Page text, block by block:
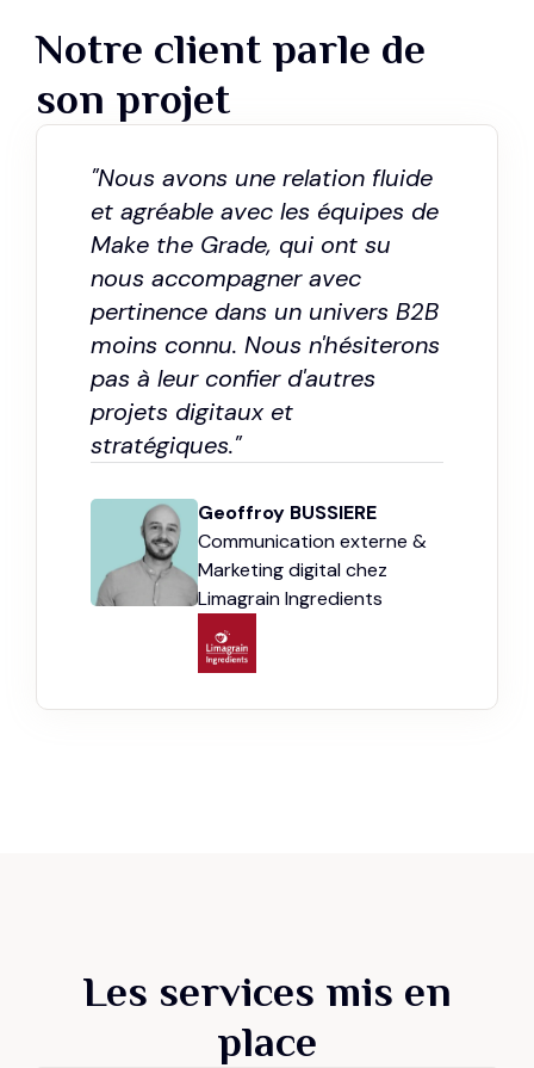
Notre client parle de
son projet
"Nous avons une relation fluide
et agréable avec les équipes de
Make the Grade, qui ont su
nous accompagner avec
pertinence dans un univers B2B
moins connu. Nous n'hésiterons
pas à leur confier d'autres
projets digitaux et
stratégiques."
Geoffroy BUSSIERE
Communication externe &
Marketing digital chez
Limagrain Ingredients
Les services mis en
place